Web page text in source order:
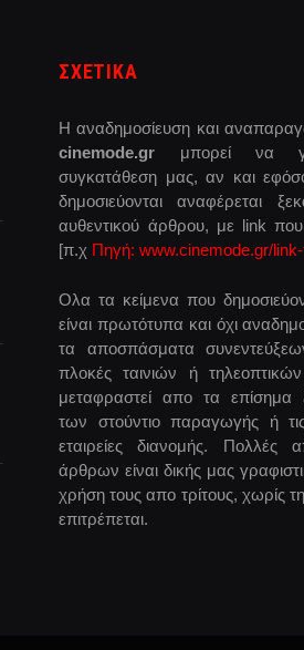
ΣΧΕΤΙΚΑ
Η αναδημοσίευση και
cinemode.gr μπορεί να
συγκατάθεση μας, αν και
δημοσιεύονται αναφέρεται
αυθεντικού άρθρου, με link
[π.χ Πηγή: www.cinemode.gr/
Ολα τα κείμενα που
είναι πρωτότυπα και όχι
τα αποσπάσματα
πλοκές ταινιών ή
μεταφραστεί απο τα επίσημα
των στούντιο παραγωγής ή
εταιρείες διανομής. Πολλές
άρθρων είναι δικής μας
χρήση τους απο τρίτους, χωρίς
επιτρέπεται.